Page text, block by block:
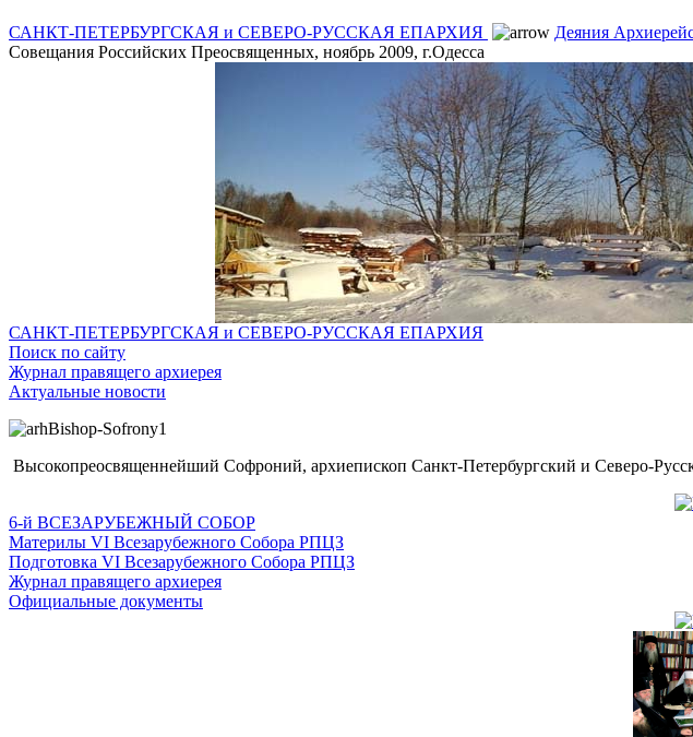
САНКТ-ПЕТЕРБУРГСКАЯ и СЕВЕРО-РУССКАЯ ЕПАРХИЯ Деяния
Совещания Российских Преосвященных, ноябрь 2009, г.Одесса
САНКТ-ПЕТЕРБУРГСКАЯ и СЕВЕРО-РУССКАЯ ЕПАРХИЯ
Поиск по сайту
Журнал правящего архиерея
Актуальные новости
Высокопреосвященнейший Софроний, архиепископ Санкт-Петербургский и Северо-
6-й ВСЕЗАРУБЕЖНЫЙ СОБОР
Материлы VI Всезарубежного Собора РПЦЗ
Подготовка VI Всезарубежного Собора РПЦЗ
Журнал правящего архиерея
Официальные документы